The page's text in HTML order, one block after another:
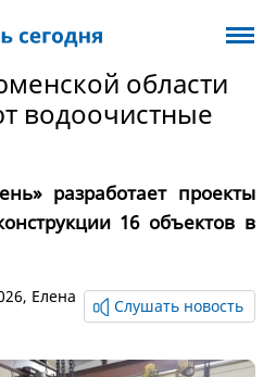
области
водоочистные
разработает проекты
16 объектов в
Елена
Слушать новость